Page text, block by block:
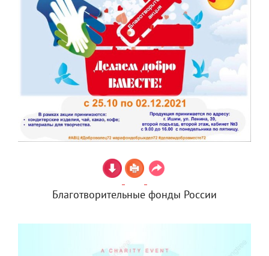
Благотворительные фонды России